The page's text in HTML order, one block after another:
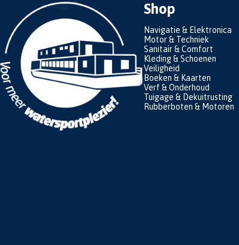
Shop
Navigatie & Elektronica
Motor & Techniek
Sanitair & Comfort
Kleding & Schoenen
Veiligheid
Boeken & Kaarten
Verf & Onderhoud
Tuigage & Dekuitrusting
Rubberboten & Motoren